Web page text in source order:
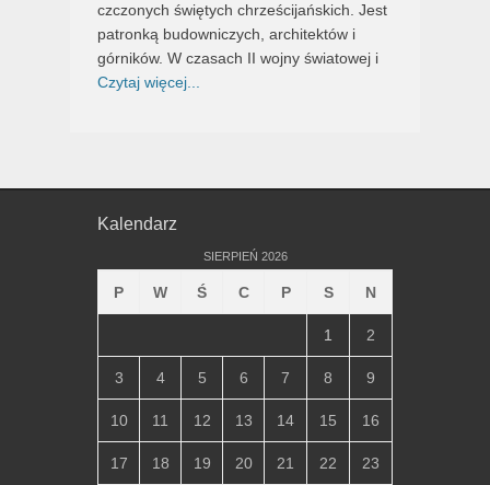
czczonych świętych chrześcijańskich. Jest
patronką budowniczych, architektów i
górników. W czasach II wojny światowej i
Czytaj więcej...
Kalendarz
SIERPIEŃ 2026
P W Ś C P S N
1 2
3 4 5 6 7 8 9
10 11 12 13 14 15 16
17 18 19 20 21 22 23